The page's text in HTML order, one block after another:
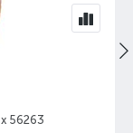
56263